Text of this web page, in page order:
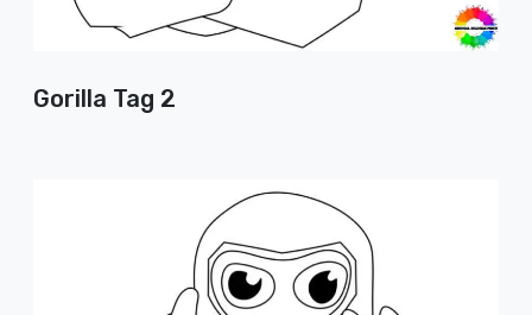
Gorilla Tag 2